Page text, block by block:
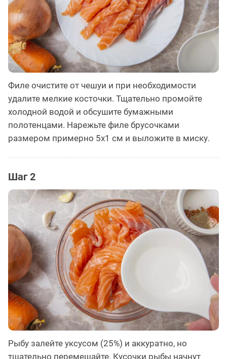
Филе очистите от чешуи и при необходимости
удалите мелкие косточки. Тщательно промойте
холодной водой и обсушите бумажными
полотенцами. Нарежьте филе брусочками
размером примерно 5х1 см и выложите в миску.
Шаг 2
Рыбу залейте уксусом (25%) и аккуратно, но
тщательно перемешайте. Кусочки рыбы начнут